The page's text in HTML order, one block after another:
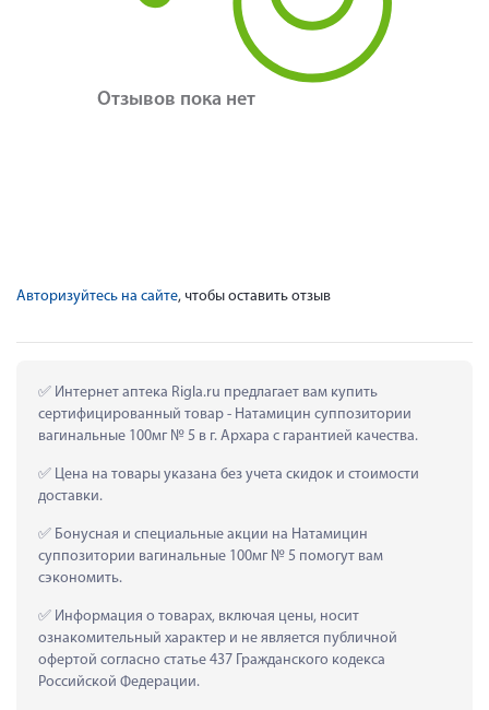
Отзывов пока нет
Авторизуйтесь на сайте, чтобы оставить отзыв
Интернет аптека Rigla.ru предлагает вам купить
сертифицированный товар - Натамицин суппозитории
вагинальные 100мг № 5 в г. Архара с гарантией качества.
Цена на товары указана без учета скидок и стоимости
доставки.
Бонусная и специальные акции на Натамицин
суппозитории вагинальные 100мг № 5 помогут вам
сэкономить.
Информация о товарах, включая цены, носит
ознакомительный характер и не является публичной
офертой согласно статье 437 Гражданского кодекса
Российской Федерации.